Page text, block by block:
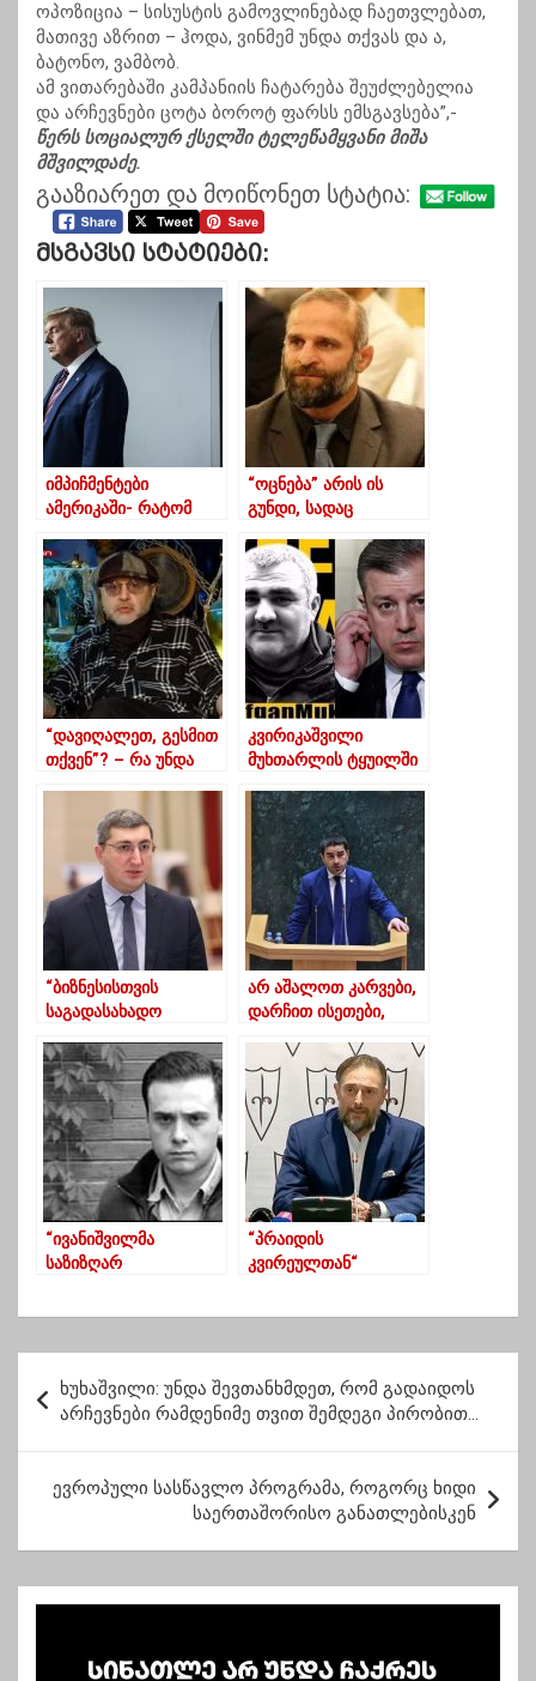
ოპოზიცია – სისუსტის გამოვლინებად ჩაეთვლებათ,
მათივე აზრით – ჰოდა, ვინმემ უნდა თქვას და ა,
ბატონო, ვამბობ.
ამ ვითარებაში კამპანიის ჩატარება შეუძლებელია
და არჩევნები ცოტა ბოროტ ფარსს ემსგავსება”,-
წერს სოციალურ ქსელში ტელეწამყვანი მიშა
მშვილდაძე.
გააზიარეთ და მოიწონეთ სტატია:
Მსგავსი Სტატიები:
იმპიჩმენტები
ამერიკაში- რატომ
რეკორდსმენად
“ოცნება” არის ის
გუნდი, სადაც
ქართული ოცნების
ასრულება
ცოცხლობს”
“დავიღალეთ, გესმით
თქვენ”? – რა უნდა
კვირიკაშვილი
მუხთარლის ტყუილში
“ბიზნესისთვის
საგადასახადო
გაგრძელება არ
განიხილება”
არ აშალოთ კარვები,
დარჩით ისეთები,
პაპუაშვილის
მიმართვა ენმ-ს
“ივანიშვილმა
საზიზღარ
“პრაიდის
კვირეულთან“
მივიდეთ რუსთაველის
გამზირზე”
ო
ს
ნ
ხუხაშვილი: უნდა შევთანხმდეთ, რომ გადაიდოს
არჩევნები რამდენიმე თვით შემდეგი პირობით…
ევროპული სასწავლო პროგრამა, როგორც ხიდი
საერთაშორისო განათლებისკენ